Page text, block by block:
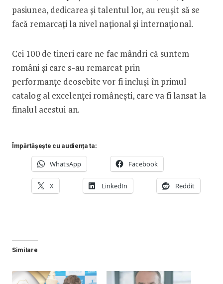
pasiunea, dedicarea și talentul lor, au reușit să se
facă remarcați la nivel național și internațional.
Cei 100 de tineri care ne fac mândri că suntem
români și care s-au remarcat prin
performanțe deosebite vor fi incluși în primul
catalog al excelenței românești, care va fi lansat la
finalul acestui an.
Împărtășește cu audiența ta:
WhatsApp Facebook
X LinkedIn Reddit
Similare